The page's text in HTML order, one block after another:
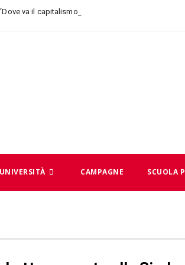
va il capitalismo, dove andi
UNIVERSITÀ CAMPAGNE SCUOLA